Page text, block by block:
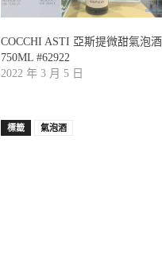
COCCHI ASTI 亞斯提微甜氣泡酒
750ML #62922
2022 年 3 月 5 日
標籤 氣泡酒